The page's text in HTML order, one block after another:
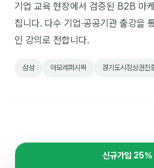
기업 교육 현장에서 검증된 B2B 마
칩니다. 다수 기업·공공기관 출강을
인 강의로 전합니다.
삼성 아모레퍼시픽 경기도시장상권진
신규가입 25%